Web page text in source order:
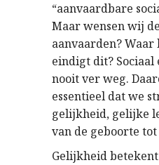
“aanvaardbare
Maar wensen wij
aanvaarden?
eindigt dit? Sociaal
nooit ver weg.
essentieel dat we
gelijkheid, gelijke
van de geboorte
Gelijkheid